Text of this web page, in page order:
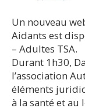
Un nouveau
Aidants est
– Adultes TSA.
Durant 1h30,
l’association
éléments
à la santé et au